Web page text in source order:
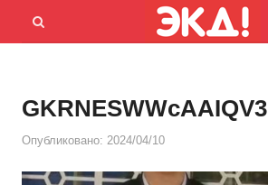
Menu
Открыть
GKRNESWWcAAIQV3
Опубликовано: 2024/04/10